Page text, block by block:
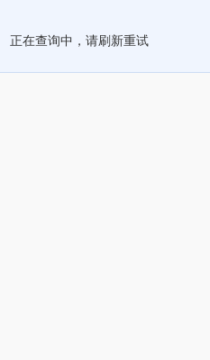
正在查询中，请刷新重试